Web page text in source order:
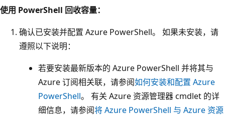
使用 PowerShell 回收容量：
确认已安装并配置 Azure PowerShell。 如果未安装，请
遵照以下说明：
若要安装最新版本的 Azure PowerShell 并将其与
Azure 订阅相关联，请参阅如何安装和配置 Azure
PowerShell。 有关 Azure 资源管理器 cmdlet 的详
细信息，请参阅将 Azure PowerShell 与 Azure 资源